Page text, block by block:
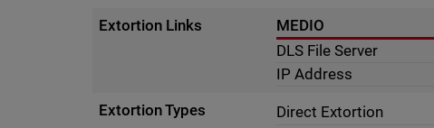
Extortion Links
MEDIO
DLS File Server
IP Address
Extortion Types
Direct Extortion